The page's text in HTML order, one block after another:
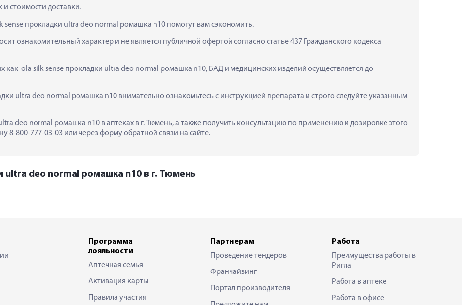
и стоимости доставки.
sense прокладки ultra deo normal ромашка n10 помогут вам сэкономить.
ознакомительный характер и не является публичной офертой согласно статье 437 Гражданского кодекса
как  ola silk sense прокладки ultra deo normal ромашка n10, БАД и медицинских изделий осуществляется до
ultra deo normal ромашка n10 внимательно ознакомьтесь с инструкцией препарата и строго следуйте указанным
deo normal ромашка n10 в аптеках в г. Тюмень, а также получить консультацию по применению и дозировке этого
8-800-777-03-03 или через форму обратной связи на сайте.
ultra deo normal ромашка n10 в г. Тюмень
Программа
лояльности
Аптечная семья
Активация карты
Правила участия
Партнерам
Проведение тендеров
Франчайзинг
Портал производителя
Работа
Преимущества работы в
Ригла
Работа в аптеке
Работа в офисе